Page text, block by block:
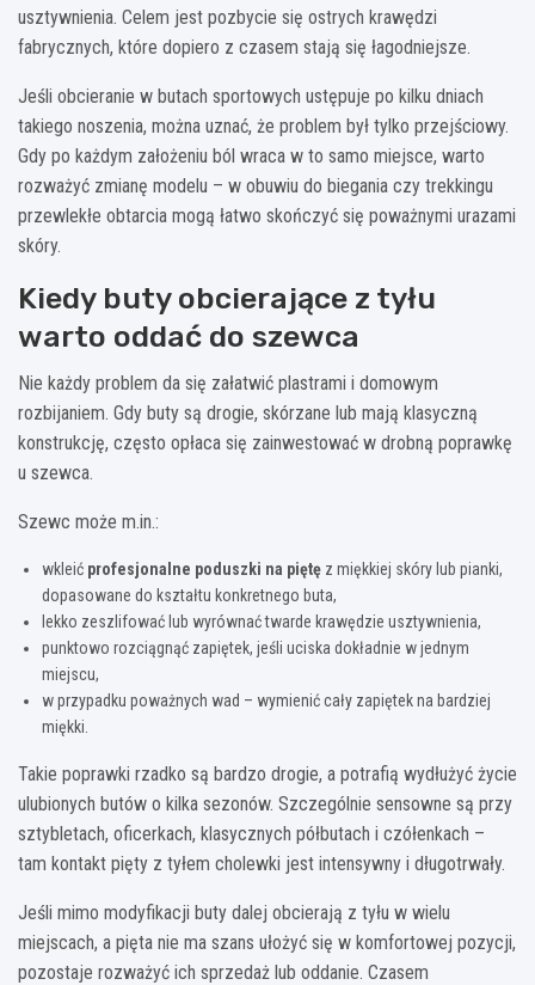
usztywnienia. Celem jest pozbycie się ostrych krawędzi
fabrycznych, które dopiero z czasem stają się łagodniejsze.
Jeśli obcieranie w butach sportowych ustępuje po kilku dniach
takiego noszenia, można uznać, że problem był tylko przejściowy.
Gdy po każdym założeniu ból wraca w to samo miejsce, warto
rozważyć zmianę modelu – w obuwiu do biegania czy trekkingu
przewlekłe obtarcia mogą łatwo skończyć się poważnymi urazami
skóry.
Kiedy buty obcierające z tyłu
warto oddać do szewca
Nie każdy problem da się załatwić plastrami i domowym
rozbijaniem. Gdy buty są drogie, skórzane lub mają klasyczną
konstrukcję, często opłaca się zainwestować w drobną poprawkę
u szewca.
Szewc może m.in.:
wkleić profesjonalne poduszki na piętę z miękkiej skóry lub pianki,
dopasowane do kształtu konkretnego buta,
lekko zeszlifować lub wyrównać twarde krawędzie usztywnienia,
punktowo rozciągnąć zapiętek, jeśli uciska dokładnie w jednym
miejscu,
w przypadku poważnych wad – wymienić cały zapiętek na bardziej
miękki.
Takie poprawki rzadko są bardzo drogie, a potrafią wydłużyć życie
ulubionych butów o kilka sezonów. Szczególnie sensowne są przy
sztybletach, oficerkach, klasycznych półbutach i czółenkach –
tam kontakt pięty z tyłem cholewki jest intensywny i długotrwały.
Jeśli mimo modyfikacji buty dalej obcierają z tyłu w wielu
miejscach, a pięta nie ma szans ułożyć się w komfortowej pozycji,
pozostaje rozważyć ich sprzedaż lub oddanie. Czasem